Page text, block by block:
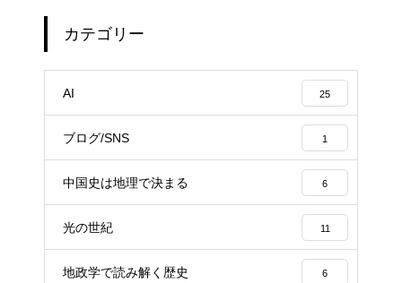
カテゴリー
AI 25
ブログ/SNS 1
中国史は地理で決まる 6
光の世紀 11
地政学で読み解く歴史 6